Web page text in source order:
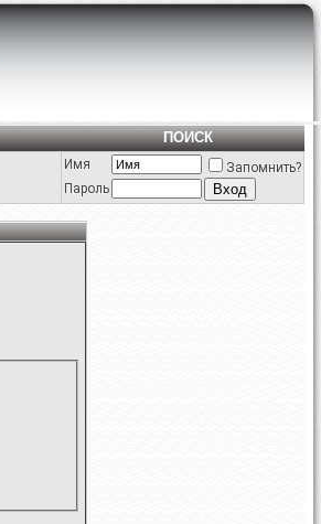
ПОИСК
Имя
Запомнить?
Пароль